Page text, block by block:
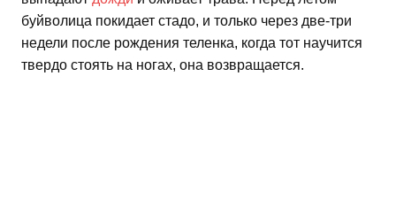
буйволица покидает стадо, и только через две-три
недели после рождения теленка, когда тот научится
твердо стоять на ногах, она возвращается.